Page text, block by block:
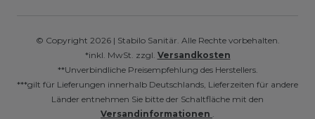
© Copyright 2026 | Stabilo Sanitär. Alle Rechte vorbehalten.
*inkl. MwSt. zzgl. Versandkosten
**Unverbindliche Preisempfehlung des Herstellers.
***gilt für Lieferungen innerhalb Deutschlands, Lieferzeiten für andere
Länder entnehmen Sie bitte der Schaltfläche mit den
Versandinformationen .